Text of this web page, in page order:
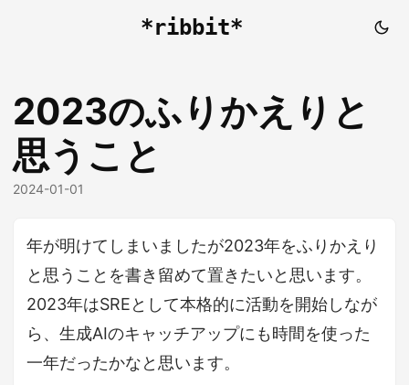
*ribbit*
2023のふりかえりと
思うこと
2024-01-01
年が明けてしまいましたが2023年をふりかえり
と思うことを書き留めて置きたいと思います。
2023年はSREとして本格的に活動を開始しなが
ら、生成AIのキャッチアップにも時間を使った
一年だったかなと思います。